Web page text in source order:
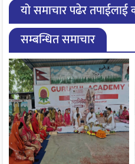
यो समाचार पढेर
सम्बन्धित समाचार